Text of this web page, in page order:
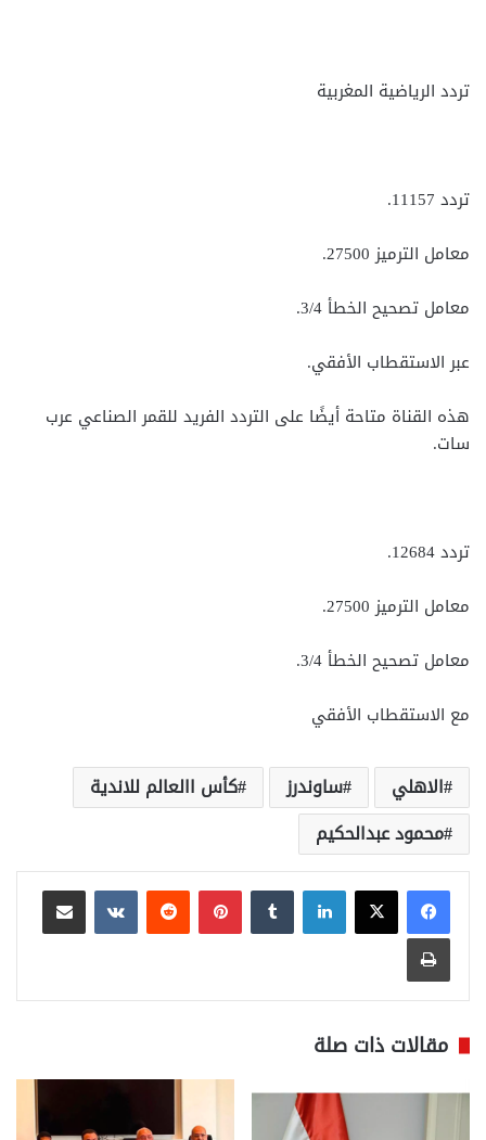
تردد الرياضية المغربية
تردد 11157.
معامل الترميز 27500.
معامل تصحيح الخطأ 3/4.
عبر الاستقطاب الأفقي.
هذه القناة متاحة أيضًا على التردد الفريد للقمر الصناعي عرب
سات.
تردد 12684.
معامل الترميز 27500.
معامل تصحيح الخطأ 3/4.
مع الاستقطاب الأفقي
الاهلي ساوندرز
كأس االعالم للاندية
محمود عبدالحكيم
لينكدإن بينتيريست
مشاركة عبر البريد
طباعة
مقالات ذات صلة